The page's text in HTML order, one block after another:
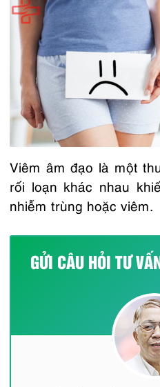
Viêm âm đạo là một
rối loạn khác nhau
nhiễm trùng hoặc viêm.
GỬI CÂU HỎI TƯ